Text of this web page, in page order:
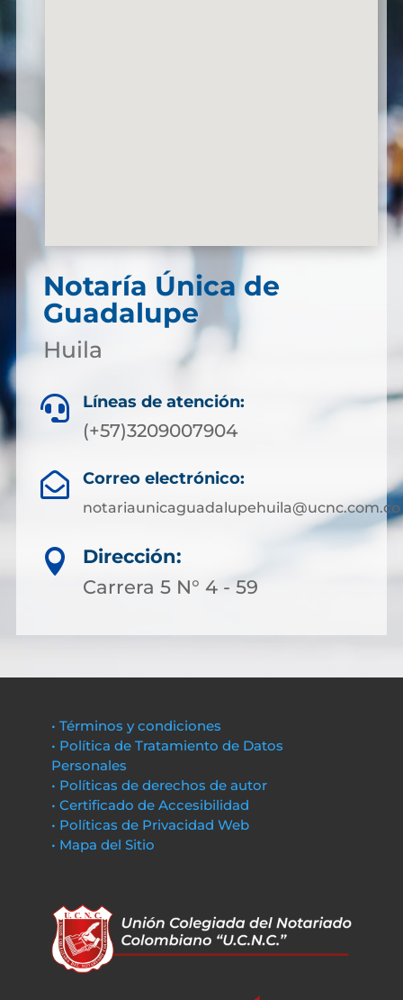
Notaría Única de
Guadalupe
Huila
 Líneas de atención:
(+57)3209007904
 Correo electrónico:
notariaunicaguadalupehuila@ucnc.com.co

Dirección:
Carrera 5 N° 4 - 59
• Términos y condiciones
• Política de Tratamiento de Datos
Personales
• Políticas de derechos de autor
• Certificado de Accesibilidad
• Políticas de Privacidad Web
• Mapa del Sitio